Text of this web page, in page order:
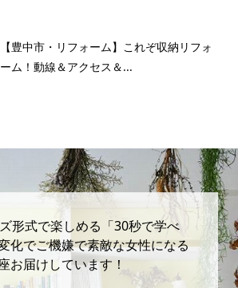
【豊中市・リフォーム】これぞ収納リフォ
ーム！動線＆アクセス＆...
形式で楽しめる「30秒で学べ
化でご機嫌で素敵な女性になる
お届けしています！